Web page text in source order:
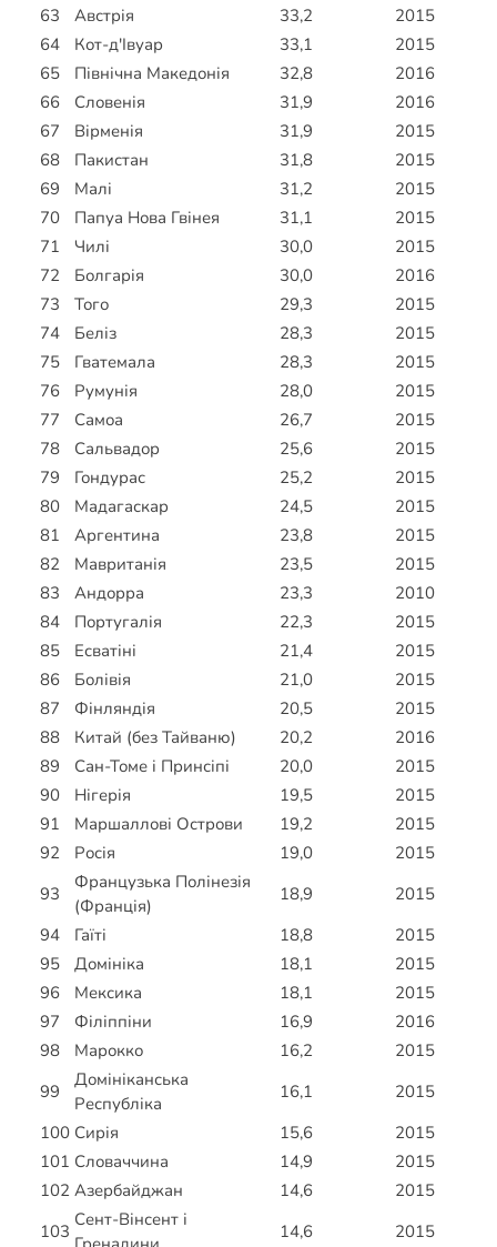
63
Австрія 33,2
2015
64
Кот-д'Івуар 33,1
2015
65
Північна Македонія 32,8
2016
66
Словенія 31,9
2016
67
Вірменія 31,9
2015
68
Пакистан 31,8
2015
69
Малі 31,2
2015
70
Папуа Нова Гвінея 31,1
2015
71
Чилі 30,0
2015
72
Болгарія 30,0
2016
73
Того 29,3
2015
74
Беліз 28,3
2015
75
Гватемала 28,3
2015
76
Румунія 28,0
2015
77
Самоа 26,7
2015
78
Сальвадор 25,6
2015
79
Гондурас 25,2
2015
80
Мадагаскар 24,5
2015
81
Аргентина 23,8
2015
82
Мавританія 23,5
2015
83
Андорра 23,3
2010
84
Португалія 22,3
2015
85
Есватіні 21,4
2015
86
Болівія 21,0
2015
87
Фінляндія 20,5
2015
88
Китай (без Тайваню) 20,2
2016
89
Сан-Томе і Принсіпі 20,0
2015
90
Нігерія 19,5
2015
91
Маршаллові Острови 19,2
2015
92
Росія 19,0
2015
93
Французька Полінезія
(Франція)
18,9
2015
94
Гаїті 18,8
2015
95
Домініка 18,1
2015
96
Мексика 18,1
2015
97
Філіппіни 16,9
2016
98
Марокко 16,2
2015
99
Домініканська
Республіка
16,1
2015
100 Сирія 15,6
2015
101 Словаччина 14,9
2015
102 Азербайджан 14,6
2015
103
Сент-Вінсент і
14,6 2015